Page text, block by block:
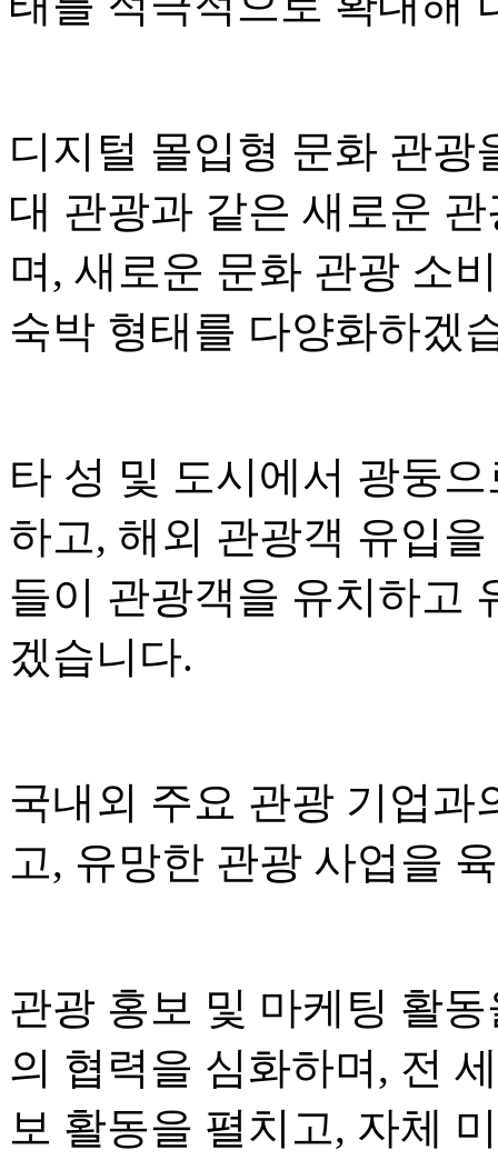
디지털 몰입형 문화 관광
대 관광과 같은 새로운
며, 새로운 문화 관광 소
숙박 형태를 다양화하겠
타 성 및 도시에서 광둥
하고, 해외 관광객 유입
들이 관광객을 유치하고
겠습니다.
국내외 주요 관광 기업과
고, 유망한 관광 사업을
관광 홍보 및 마케팅 활
의 협력을 심화하며, 전
보 활동을 펼치고, 자체